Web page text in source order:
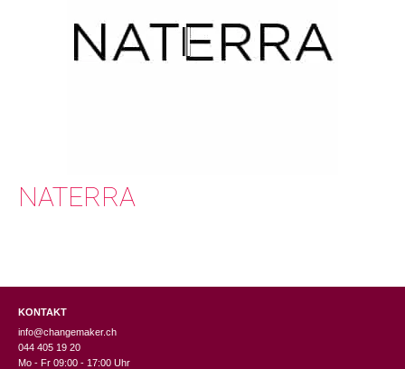
NATERRA
KONTAKT
info@changemaker.ch
044 405 19 20
Mo - Fr 09:00 - 17:00 Uhr